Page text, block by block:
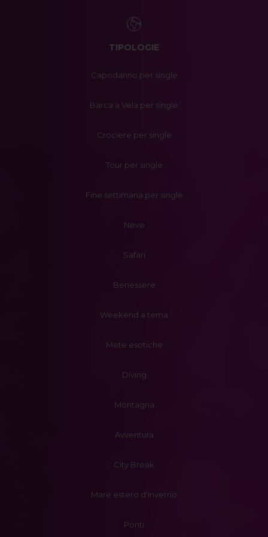
TIPOLOGIE
Capodanno per single
Barca a Vela per single
Crociere per single
Tour per single
Fine settimana per single
Neve
Safari
Benessere
Weekend a tema
Mete esotiche
Diving
Montagna
Avventura
City Break
Mare estero d'inverno
Ponti